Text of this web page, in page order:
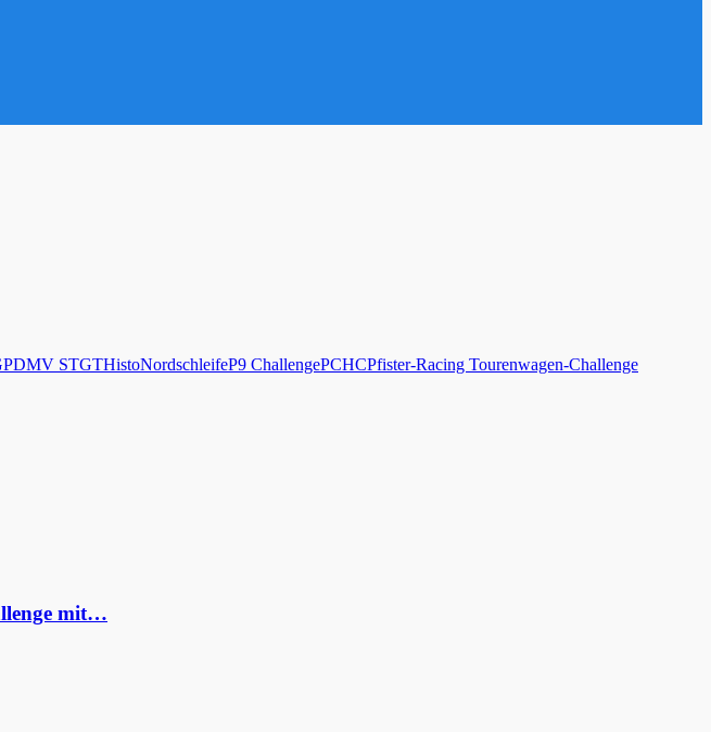
DMV STGTHistoNordschleifeP9 ChallengePCHCPfister-Racing Tourenwagen-Challenge
mit…